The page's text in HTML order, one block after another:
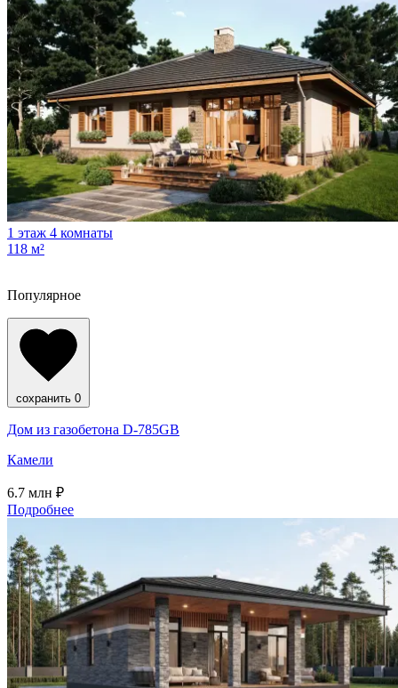
1 этаж 4 комнаты
118 м²
Популярное
сохранить 0
Дом из газобетона D-785GB
Камели
6.7 млн ₽
Подробнее